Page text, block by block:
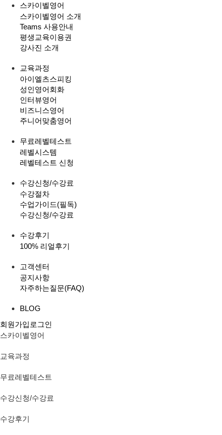
스카이벨영어
스카이벨영어 소개
Teams 사용안내
평생교육이용권
강사진 소개
교육과정
아이엘츠스피킹
성인영어회화
인터뷰영어
비즈니스영어
주니어맞춤영어
무료레벨테스트
레벨시스템
레벨테스트 신청
수강신청/수강료
수강절차
수업가이드(필독)
수강신청/수강료
수강후기
100% 리얼후기
고객센터
공지사항
자주하는질문(FAQ)
BLOG
회원가입 로그인
스카이벨영어
교육과정
무료레벨테스트
수강신청/수강료
수강후기